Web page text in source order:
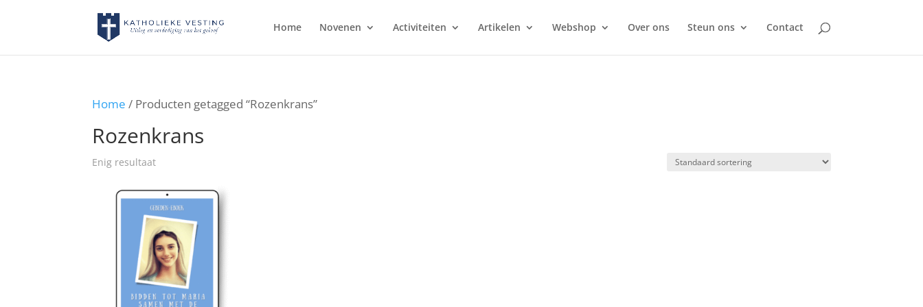
Home Novenen Activiteiten Artikelen Webshop Over ons Steun ons Contact
Home / Producten getagged “Rozenkrans”
Rozenkrans
Enig resultaat